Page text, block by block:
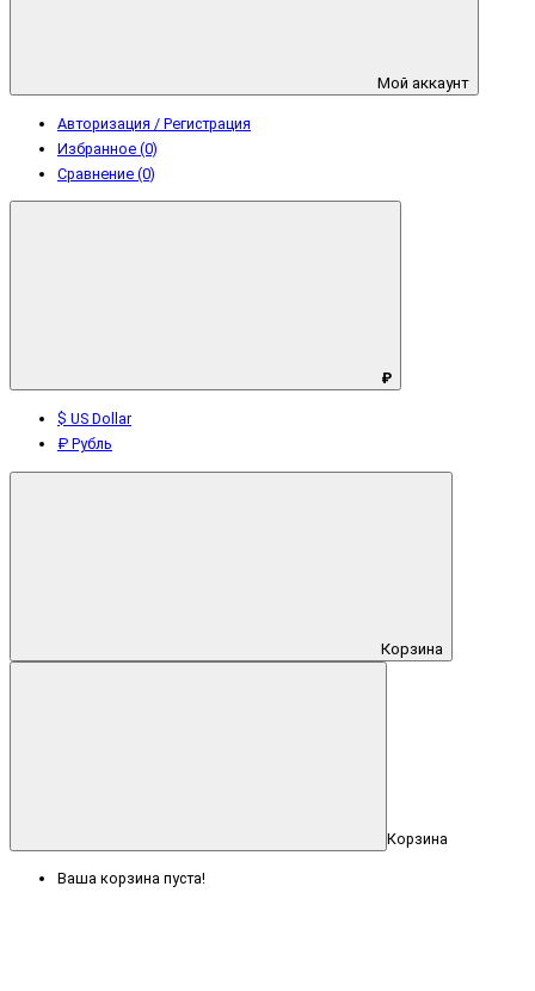
Мой аккаунт
Авторизация / Регистрация
Избранное (0)
Сравнение (0)
₽
$ US Dollar
₽ Рубль
Корзина
Корзина
Ваша корзина пуста!